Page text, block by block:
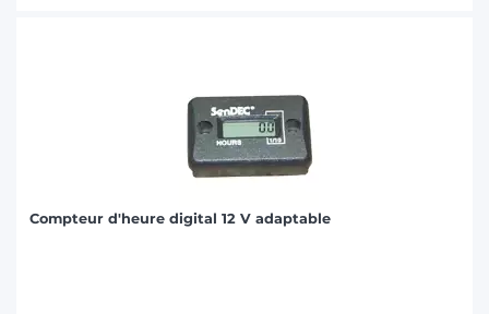
Compteur d'heure digital 12 V adaptable